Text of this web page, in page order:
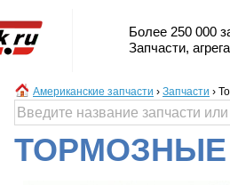
Более 250 000
Запчасти,
Американские запчасти › Запчасти ›
ТОРМОЗНЫЕ